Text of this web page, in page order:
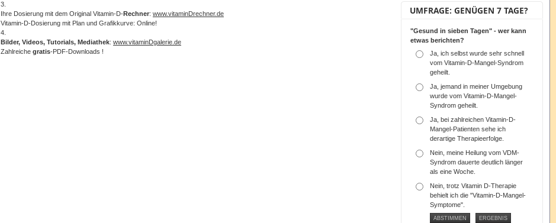
3.
Ihre Dosierung mit dem Original Vitamin-D-Rechner: www.vitaminDrechner.de
Vitamin-D-Dosierung mit Plan und Grafikkurve: Online​!
4.
Bilder, Videos, Tutorials, Mediathek: www.vitaminDgalerie.de
Zahlreiche gratis-PDF-Downloads !
UMFRAGE: GENÜGEN 7 TAGE?
"Gesund in sieben Tagen" - wer kann
etwas berichten?
Ja, ich selbst wurde sehr schnell
vom Vitamin-D-Mangel-Syndrom
geheilt.
Ja, jemand in meiner Umgebung
wurde vom Vitamin-D-Mangel-
Syndrom geheilt.
Ja, bei zahlreichen Vitamin-D-
Mangel-Patienten sehe ich
derartige Therapieerfolge.
Nein, meine Heilung vom VDM-
Syndrom dauerte deutlich länger
als eine Woche.
Nein, trotz Vitamin D-Therapie
behielt ich die "Vitamin-D-Mangel-
Symptome".